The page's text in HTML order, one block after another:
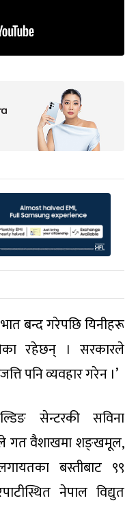
बन्द गरेपछि यिनीहरू
रहेछन् । सरकारले
पनि व्यवहार गरेन ।’
सेन्टरकी सविना
गत वैशाखमा शङ्खमूल,
बस्तीबाट ९९
नेपाल विद्युत